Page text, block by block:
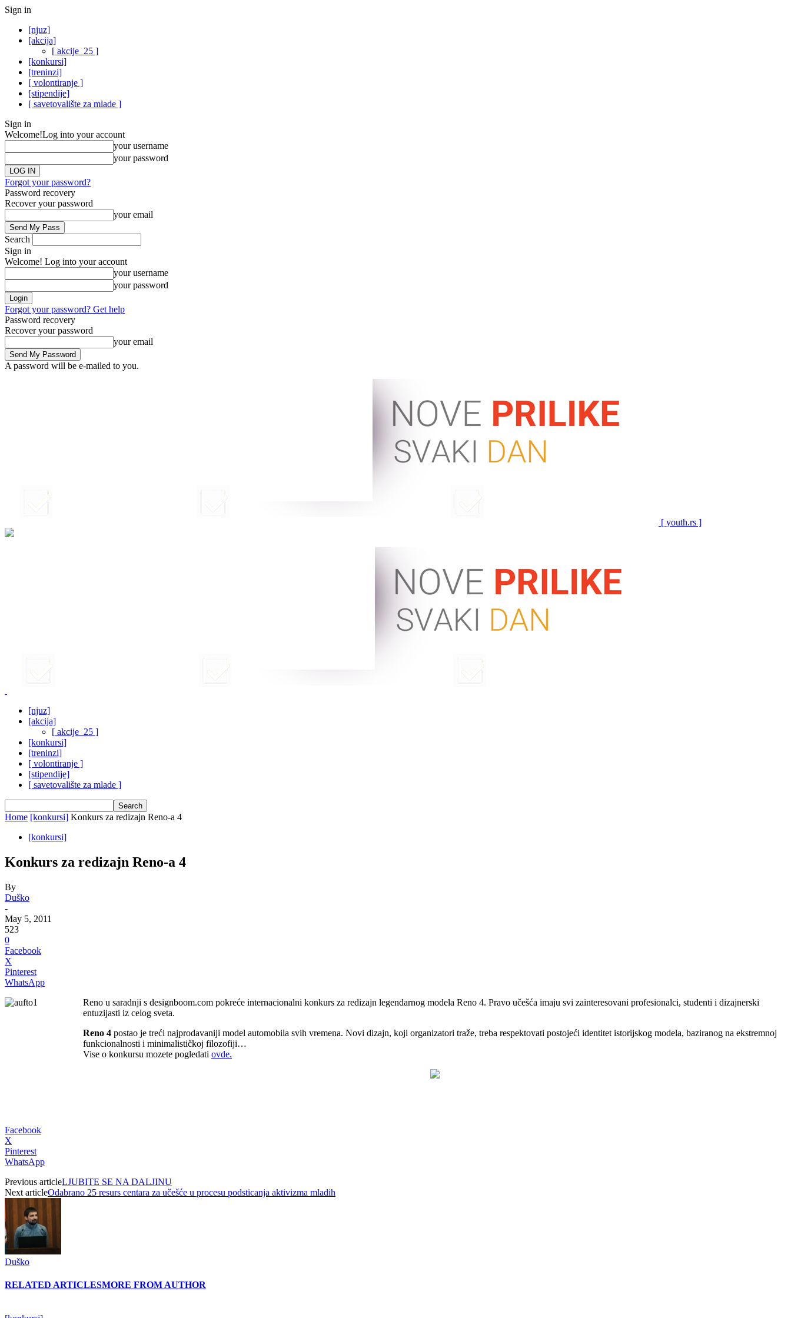
Sign in
[njuz]
[akcija]
[ akcije_25 ]
[konkursi]
[treninzi]
[ volontiranje ]
[stipendije]
[ savetovalište za mlade ]
Sign in
Welcome!Log into your account
your username
your password
Forgot your password?
Password recovery
Recover your password
your email
Search
Sign in
Welcome! Log into your account
your username
your password
Forgot your password? Get help
Password recovery
Recover your password
your email
A password will be e-mailed to you.
[ youth.rs ]
[njuz]
[akcija]
[ akcije_25 ]
[konkursi]
[treninzi]
[ volontiranje ]
[stipendije]
[ savetovalište za mlade ]
Home [konkursi] Konkurs za redizajn Reno-a 4
[konkursi]
Konkurs za redizajn Reno-a 4
By
Duško
-
May 5, 2011
523
0
Facebook
X
Pinterest
WhatsApp
Reno u saradnji s designboom.com pokreće internacionalni konkurs za redizajn legendarnog modela Reno 4. Pravo učešća imaju svi zainteresovani profesionalci, studenti i dizajnerski
entuzijasti iz celog sveta.
Reno 4 postao je treći najprodavaniji model automobila svih vremena. Novi dizajn, koji organizatori traže, treba respektovati postojeći identitet istorijskog modela, baziranog na ekstremnoj
funkcionalnosti i minimalističkoj filozofiji…
Vise o konkursu mozete pogledati ovde.
Facebook
X
Pinterest
WhatsApp
Previous articleLJUBITE SE NA DALJINU
Next articleOdabrano 25 resurs centara za učešće u procesu podsticanja aktivizma mladih
Duško
RELATED ARTICLESMORE FROM AUTHOR